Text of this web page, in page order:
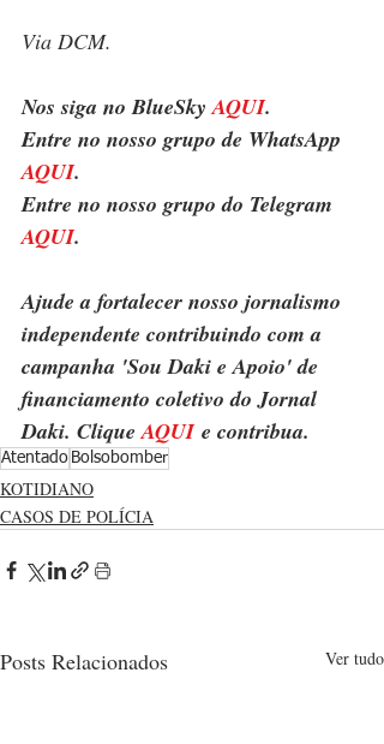
Via DCM.
Nos siga no BlueSky AQUI.
Entre no nosso grupo de WhatsApp
AQUI.
Entre no nosso grupo do Telegram
AQUI.
Ajude a fortalecer nosso jornalismo
independente contribuindo com a
campanha 'Sou Daki e Apoio' de
financiamento coletivo do Jornal
Daki. Clique AQUI e contribua.
Atentado Bolsobomber
KOTIDIANO
CASOS DE POLÍCIA
Posts Relacionados Ver tudo